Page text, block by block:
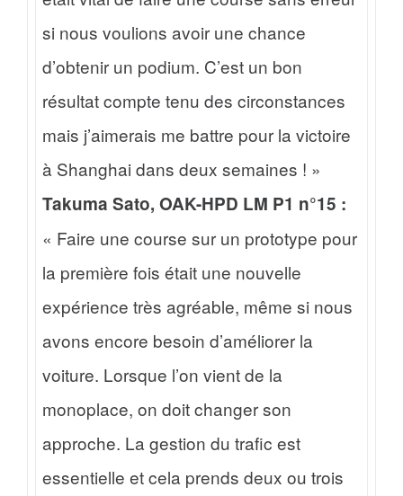
si nous voulions avoir une chance
d’obtenir un podium. C’est un bon
résultat compte tenu des circonstances
mais j’aimerais me battre pour la victoire
à Shanghai dans deux semaines ! »
Takuma Sato, OAK-HPD LM P1 n°15 :
« Faire une course sur un prototype pour
la première fois était une nouvelle
expérience très agréable, même si nous
avons encore besoin d’améliorer la
voiture. Lorsque l’on vient de la
monoplace, on doit changer son
approche. La gestion du trafic est
essentielle et cela prends deux ou trois